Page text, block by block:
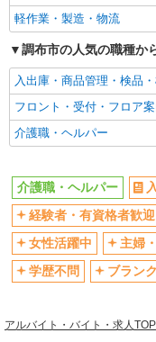
ブランクOK
エルダー（50代～）活躍中
高収入・高額
昇給あり
フルタイム歓迎
駅直結・駅チカ
残業少なめ（月20h未満）
社会保険あり
退職金・財形貯蓄制度あり
資格取得支援制度あり
軽作業・製造・物流
調布市の人気の職種か
入出庫・商品管理・検品
フロント・受付・フロア
介護職・ヘルパー
介護職・ヘルパー
経験者・有資格者歓迎
女性活躍中
主婦
学歴不問
ブラン
アルバイト・バイト・求人TOP